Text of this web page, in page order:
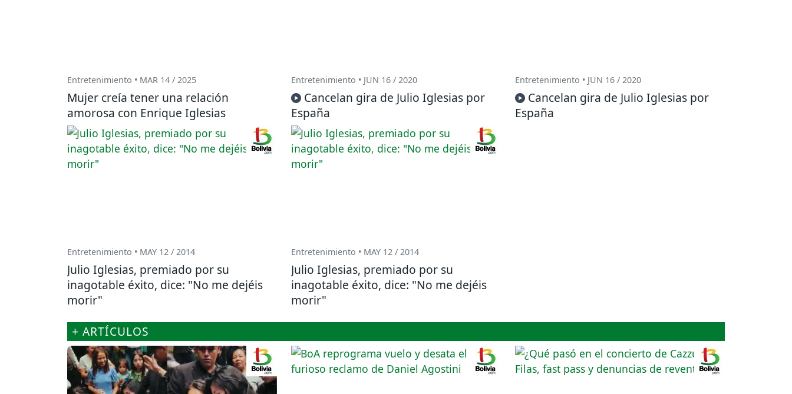
Entretenimiento • MAR 14 / 2025
Mujer creía tener una relación
amorosa con Enrique Iglesias
Entretenimiento • JUN 16 / 2020
Cancelan gira de Julio Iglesias por
España
Entretenimiento • JUN 16 / 2020
Cancelan gira de Julio Iglesias por
España
Entretenimiento • MAY 12 / 2014
Julio Iglesias, premiado por su
inagotable éxito, dice: "No me dejéis
morir"
Entretenimiento • MAY 12 / 2014
Julio Iglesias, premiado por su
inagotable éxito, dice: "No me dejéis
morir"
+ ARTÍCULOS